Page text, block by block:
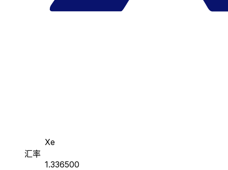
Xe
汇率
1.336500